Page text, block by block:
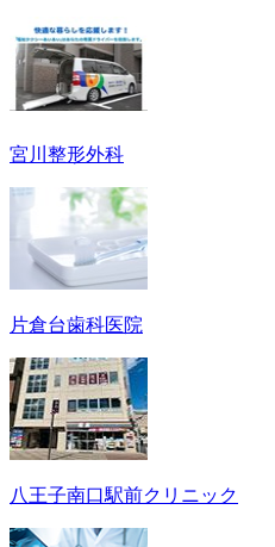
宮川整形外科
片倉台歯科医院
八王子南口駅前クリニック